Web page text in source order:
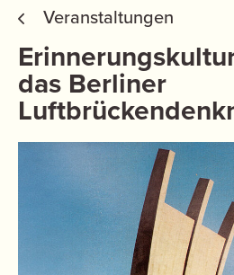
Veranstaltungen
das Berliner